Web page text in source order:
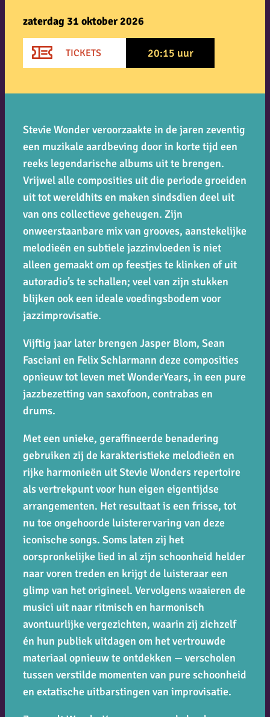
Stevie Wonder veroorzaakte in de jaren zeventig
een muzikale aardbeving door in korte tijd een
reeks legendarische albums uit te brengen.
Vrijwel alle composities uit die periode groeiden
uit tot wereldhits en maken sindsdien deel uit
van ons collectieve geheugen. Zijn
onweerstaanbare mix van grooves, aanstekelijke
melodieën en subtiele jazzinvloeden is niet
alleen gemaakt om op feestjes te klinken of uit
autoradio’s te schallen; veel van zijn stukken
blijken ook een ideale voedingsbodem voor
jazzimprovisatie.
Vijftig jaar later brengen Jasper Blom, Sean
Fasciani en Felix Schlarmann deze composities
opnieuw tot leven metWonderYears, in een pure
jazzbezetting van saxofoon, contrabas en
drums.
Met een unieke, geraffineerde benadering
gebruiken zij de karakteristieke melodieën en
rijke harmonieën uit Stevie Wonders repertoire
als vertrekpunt voor hun eigen eigentijdse
arrangementen. Het resultaat is een frisse, tot
nu toe ongehoorde luisterervaring van deze
iconische songs. Soms laten zij het
oorspronkelijke lied in al zijn schoonheid helder
naar voren treden en krijgt de luisteraar een
glimp van het origineel. Vervolgens waaieren de
musici uit naar ritmisch en harmonisch
avontuurlijke vergezichten, waarin zij zichzelf
én hun publiek uitdagen om het vertrouwde
materiaal opnieuw te ontdekken — verscholen
tussen verstilde momenten van pure schoonheid
en extatische uitbarstingen van improvisatie.
zaterdag 31 oktober 2026
TICKETS 20:15 uur